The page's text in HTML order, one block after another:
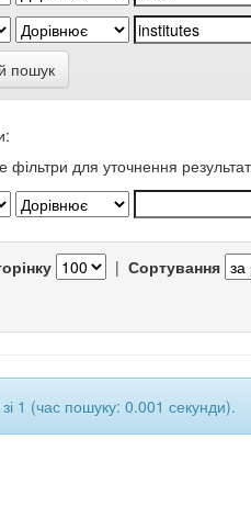
пошук
фільтри для уточнення
| Сортування
1 (час пошуку: 0.001 секунди).